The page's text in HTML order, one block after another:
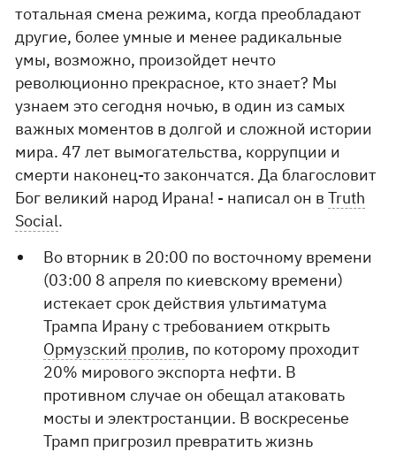
тотальная смена режима, когда преобладают
другие, более умные и менее радикальные
умы, возможно, произойдет нечто
революционно прекрасное, кто знает? Мы
узнаем это сегодня ночью, в один из самых
важных моментов в долгой и сложной истории
мира. 47 лет вымогательства, коррупции и
смерти наконец-то закончатся. Да благословит
Бог великий народ Ирана! - написал он вTruth
Social.
Во вторник в 20:00 по восточному времени
(03:00 8 апреля по киевскому времени)
истекает срок действия ультиматума
Трампа Ирану с требованием открыть
Ормузский пролив, по которому проходит
20% мирового экспорта нефти. В
противном случае он обещал атаковать
мосты и электростанции. В воскресенье
Трамп пригрозил превратить жизнь